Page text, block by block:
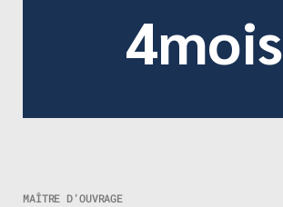
4mois
MAÎTRE D’OUVRAGE